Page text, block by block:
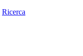
Ricerca